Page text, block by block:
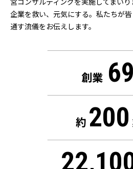
企業を救い、元気にする。私たちが
通す流儀をお伝えします。
創業 69
約 200